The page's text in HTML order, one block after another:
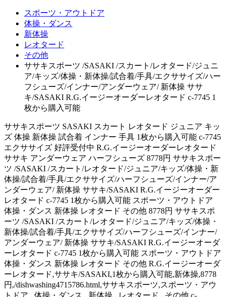
スポーツ・アウトドア
体操・ダンス
新体操
レオタード
その他
ササキスポーツ /SASAKI /スカート/レオタード/ジュニ
ア/キッズ/体操・新体操/試合着/手具/エクササイズ/ハー
フシューズ/インナー/アンダーウェア/ 新体操 ササ
キ/SASAKI R.G.イージーオーダーレオタード c-7745 1
枚から購入可能
ササキスポーツ SASAKI スカート レオタード ジュニア キッ
ズ 体操 新体操 試合着 インナー 手具 1枚から購入可能 c-7745
エクササイズ 好評受付中 R.G.イージーオーダーレオタード
ササキ アンダーウェア ハーフシューズ 8778円 ササキスポー
ツ /SASAKI /スカート/レオタード/ジュニア/キッズ/体操・新
体操/試合着/手具/エクササイズ/ハーフシューズ/インナー/ア
ンダーウェア/ 新体操 ササキ/SASAKI R.G.イージーオーダー
レオタード c-7745 1枚から購入可能 スポーツ・アウトドア
体操・ダンス 新体操 レオタード その他 8778円 ササキスポ
ーツ /SASAKI /スカート/レオタード/ジュニア/キッズ/体操・
新体操/試合着/手具/エクササイズ/ハーフシューズ/インナー/
アンダーウェア/ 新体操 ササキ/SASAKI R.G.イージーオーダ
ーレオタード c-7745 1枚から購入可能 スポーツ・アウトドア
体操・ダンス 新体操 レオタード その他 R.G.イージーオーダ
ーレオタード,ササキ/SASAKI,1枚から購入可能,新体操,8778
円,/dishwashing4715786.html,ササキスポーツ,スポーツ・アウ
トドア , 体操・ダンス , 新体操 , レオタード , その他,c-